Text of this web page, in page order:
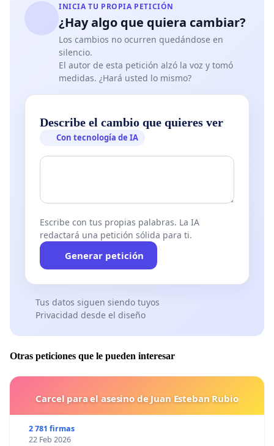
INICIA TU PROPIA PETICIÓN
¿Hay algo que quiera cambiar?
Los cambios no ocurren quedándose en
silencio.
El autor de esta petición alzó la voz y tomó
medidas. ¿Hará usted lo mismo?
Describe el cambio que quieres ver
Con tecnología de IA
Escribe con tus propias palabras. La IA
redactará una petición sólida para ti.
Generar petición
Tus datos siguen siendo tuyos
Privacidad desde el diseño
Otras peticiones que le pueden interesar
Carcel para el asesino de Juan Esteban Rubio
2 781 firmas
22 Feb 2026